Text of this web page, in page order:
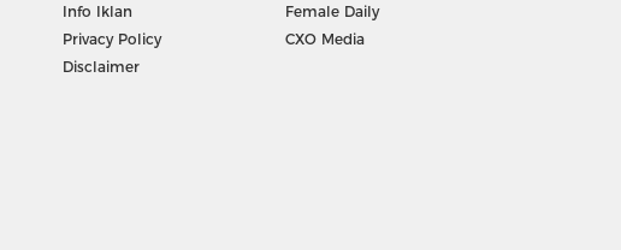
Info Iklan
Privacy Policy
Disclaimer
Female Daily
CXO Media